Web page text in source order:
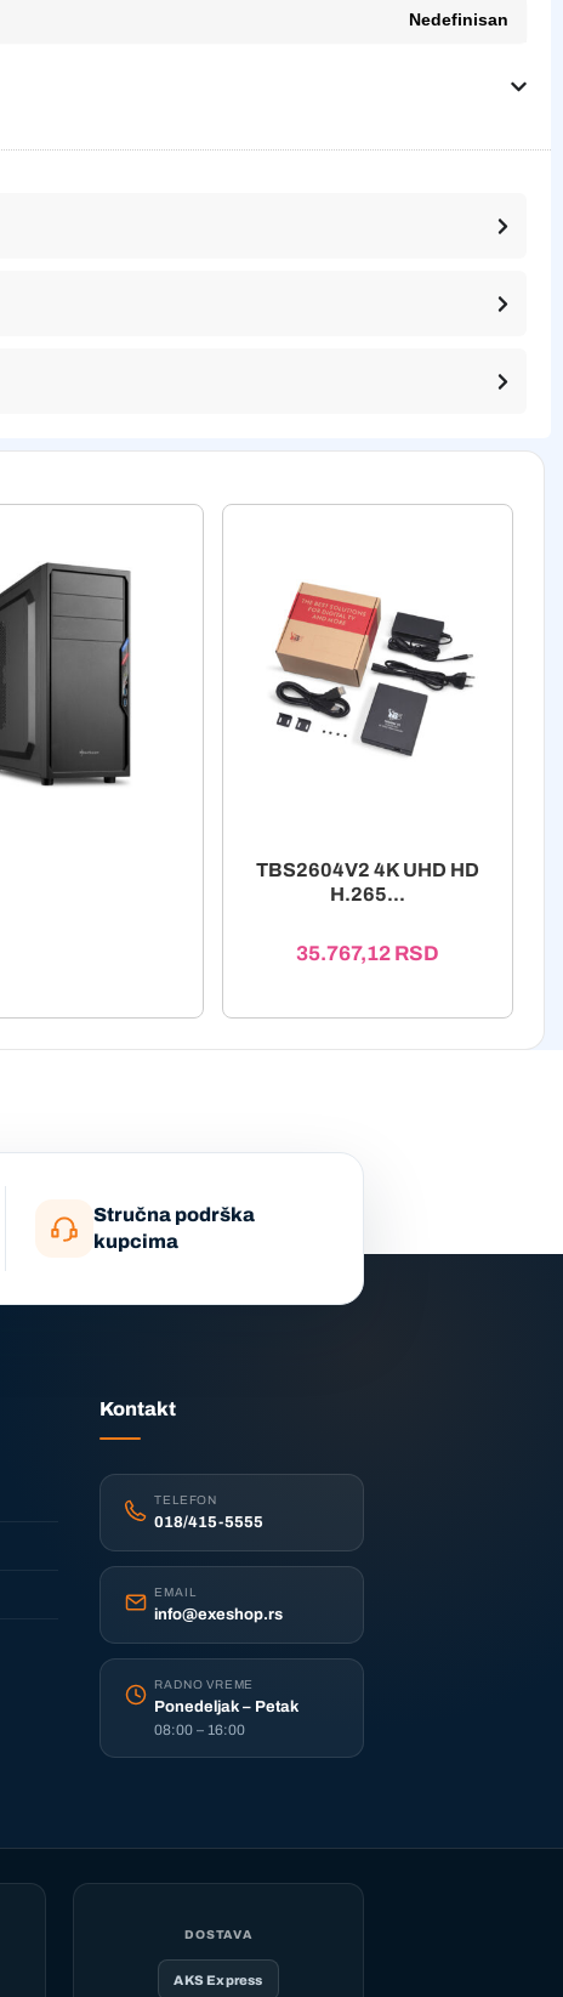
Nedefinisan
TBS2604V2 4K UHD HD
H.265...
35.767,12 RSD
Stručna podrška
kupcima
Kontakt
TELEFON
018/415-5555
EMAIL
info@exeshop.rs
RADNO VREME
Ponedeljak – Petak
08:00 – 16:00
DOSTAVA
AKS Express